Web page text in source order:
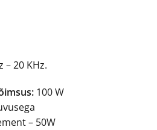
– 20 KHz.
100 W
– 50W